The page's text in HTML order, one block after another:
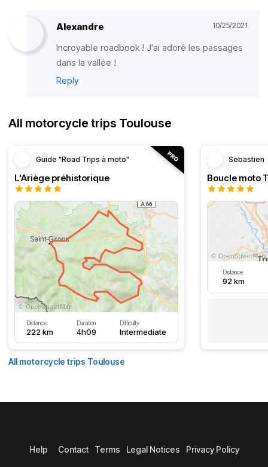
Alexandre 10/25/2021
Incroyable roadbook ! J'ai adoré les passages
dans la vallée !
Reply
All motorcycle trips Toulouse
Guide "Road Trips à moto"
L'Ariège préhistorique
Distance
222 km
Duration
4h09
Difficulty
Intermediate
Sebastien
Distance
92 km
All motorcycle trips Toulouse
Help Contact Terms Legal Notices Privacy Policy